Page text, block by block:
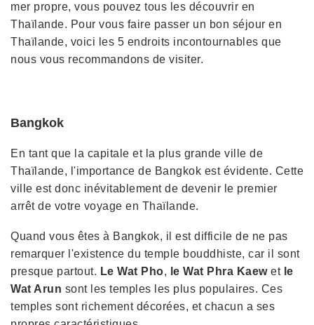
mer propre, vous pouvez tous les découvrir en
Thaïlande. Pour vous faire passer un bon séjour en
Thaïlande, voici les 5 endroits incontournables que
nous vous recommandons de visiter.
Bangkok
En tant que la capitale et la plus grande ville de
Thaïlande, l'importance de Bangkok est évidente. Cette
ville est donc inévitablement de devenir le premier
arrêt de votre voyage en Thaïlande.
Quand vous êtes à Bangkok, il est difficile de ne pas
remarquer l'existence du temple bouddhiste, car il sont
presque partout. Le Wat Pho, le Wat Phra Kaewet le
Wat Arun sont les temples les plus populaires. Ces
temples sont richement décorées, et chacun a ses